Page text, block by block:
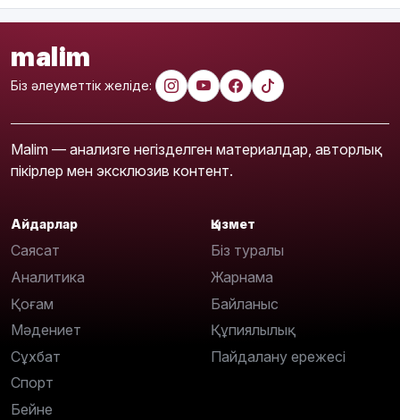
malim
Біз әлеуметтік желіде:
Malim — анализге негізделген материалдар, авторлық
пікірлер мен эксклюзив контент.
Айдарлар
Саясат
Аналитика
Қоғам
Мәдениет
Сұхбат
Спорт
Бейне
Қызмет
Біз туралы
Жарнама
Байланыс
Құпиялылық
Пайдалану ережесі